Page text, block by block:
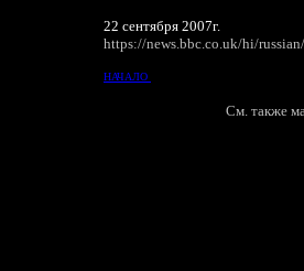
22 сентября 2007г.
https://news.bbc.co.uk/hi/
НАЧАЛО
См. также